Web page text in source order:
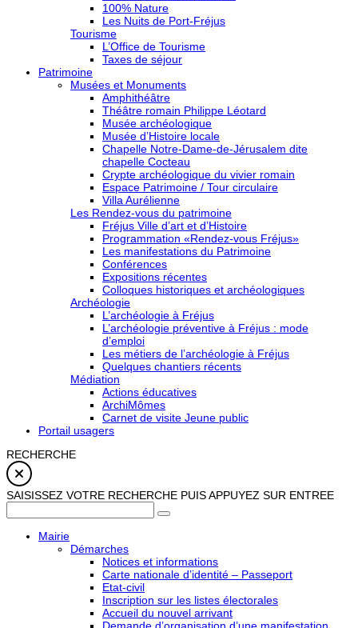
100% Nature
Les Nuits de Port-Fréjus
Tourisme
L’Office de Tourisme
Taxes de séjour
Patrimoine
Musées et Monuments
Amphithéâtre
Théâtre romain Philippe Léotard
Musée archéologique
Musée d’Histoire locale
Chapelle Notre-Dame-de-Jérusalem dite
chapelle Cocteau
Crypte archéologique du vivier romain
Espace Patrimoine / Tour circulaire
Villa Aurélienne
Les Rendez-vous du patrimoine
Fréjus Ville d’art et d’Histoire
Programmation «Rendez-vous Fréjus»
Les manifestations du Patrimoine
Conférences
Expositions récentes
Colloques historiques et archéologiques
Archéologie
L’archéologie à Fréjus
L’archéologie préventive à Fréjus : mode
d’emploi
Les métiers de l’archéologie à Fréjus
Quelques chantiers récents
Médiation
Actions éducatives
ArchiMômes
Carnet de visite Jeune public
Portail usagers
RECHERCHE
SAISISSEZ VOTRE RECHERCHE PUIS APPUYEZ SUR ENTREE
Mairie
Démarches
Notices et informations
Carte nationale d’identité – Passeport
Etat-civil
Inscription sur les listes électorales
Accueil du nouvel arrivant